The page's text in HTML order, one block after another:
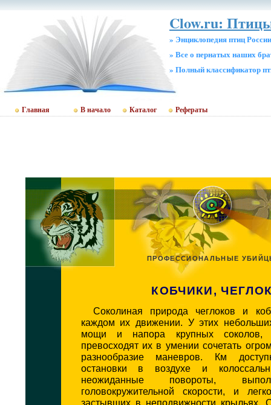
Clow.ru:
» Энциклопедия птиц России
» Все о пернатых наших
» Полный классификатор
Главная В начало Каталог Рефераты
ПРОФЕССИОНАЛЬНЫЕ
КОБЧИКИ,
Соколиная природа чеглоков и
каждом их движении. У этих
мощи и напора крупных
превосходят их в умении сочетать
разнообразие маневров. Км
остановки в воздухе и
неожиданные повороты,
головокружительной скорости, и
застывших в неподвижности крыльях.